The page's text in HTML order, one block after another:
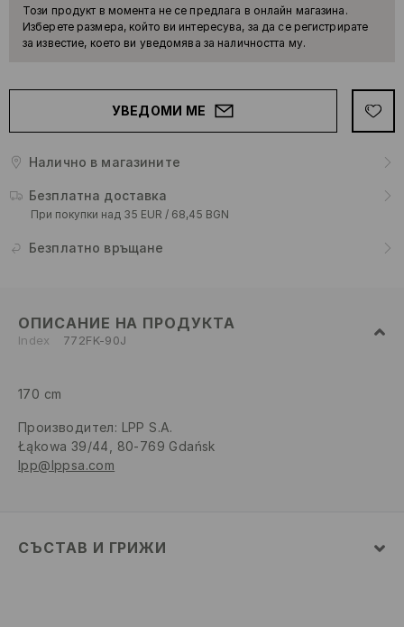
Този продукт в момента не се предлага в онлайн магазина.
Изберете размера, който ви интересува, за да се регистрирате
за известие, което ви уведомява за наличността му.
УВЕДОМИ МЕ
Налично в магазините
Безплатна доставка
При покупки над 35 EUR / 68,45 BGN
Безплатно връщане
ОПИСАНИЕ НА ПРОДУКТА
Index 772FK-90J
170 cm
Производител: LPP S.A.
Łąkowa 39/44, 80-769 Gdańsk
lpp@lppsa.com
СЪСТАВ И ГРИЖИ